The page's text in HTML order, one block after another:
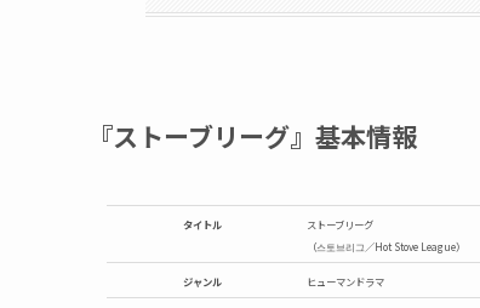
『ストーブリーグ』基本情報
タイトル
ストーブリーグ
（스토브리그／Hot Stove League）
ジャンル ヒューマンドラマ